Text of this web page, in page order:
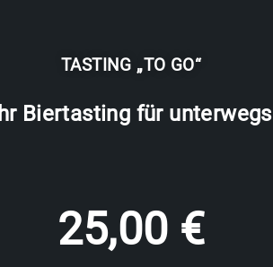
TASTING „TO GO“
Ihr Biertasting für unterwegs
25,00 €